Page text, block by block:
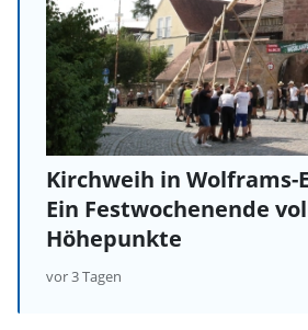
Kirchweih in Wolframs-
Ein Festwochenende
Höhepunkte
vor 3 Tagen